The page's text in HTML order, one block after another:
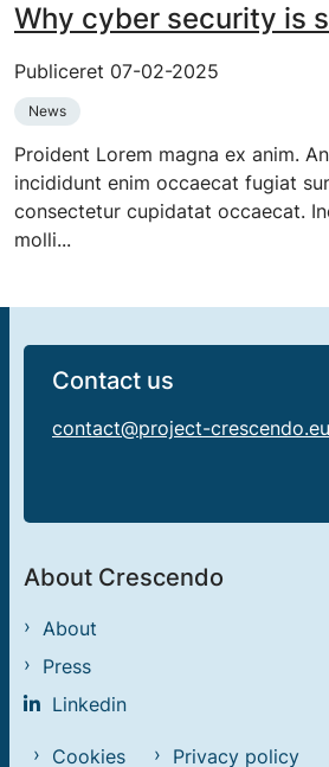
Why cyber security is
Publiceret 07-02-2025
News
Proident Lorem magna ex anim.
incididunt enim occaecat fugiat
consectetur cupidatat occaecat.
molli...
Contact us
contact@project-crescendo.eu
About Crescendo
About
Press
Linkedin
Cookies Privacy policy